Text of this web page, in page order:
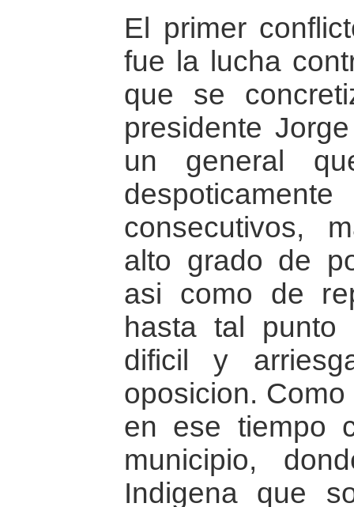
El primer
fue la lucha
que se
presidente
un general
consecutivos,
alto grado de
asi como de
hasta tal punto
dificil y
oposicion.
en ese tiempo
municipio,
Indigena que